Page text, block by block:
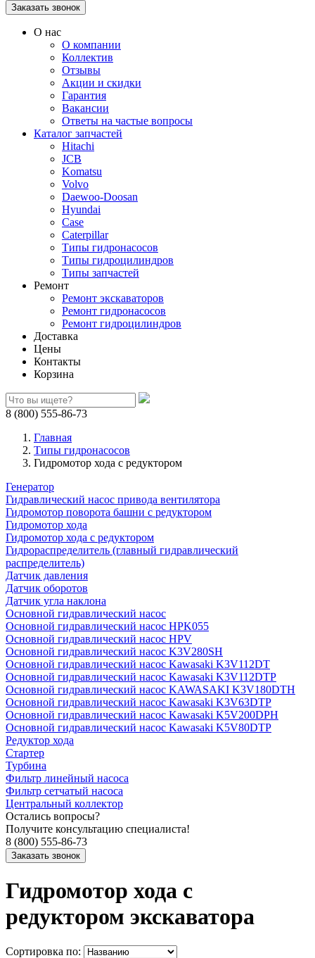
О нас
О компании
Коллектив
Отзывы
Акции и скидки
Гарантия
Вакансии
Ответы на частые вопросы
Каталог запчастей
Hitachi
JCB
Komatsu
Volvo
Daewoo-Doosan
Hyundai
Case
Caterpillar
Типы гидронасосов
Типы гидроцилиндров
Типы запчастей
Ремонт
Ремонт экскаваторов
Ремонт гидронасосов
Ремонт гидроцилиндров
Доставка
Цены
Контакты
Корзина
8 (800) 555-86-73
Главная
Типы гидронасосов
Гидромотор хода с редуктором
Генератор
Гидравлический насос привода вентилятора
Гидромотор поворота башни с редуктором
Гидромотор хода
Гидромотор хода с редуктором
Гидрораспределитель (главный гидравлический
распределитель)
Датчик давления
Датчик оборотов
Датчик угла наклона
Основной гидравлический насос
Основной гидравлический насос HPK055
Основной гидравлический насос HPV
Основной гидравлический насос K3V280SH
Основной гидравлический насос Kawasaki K3V112DT
Основной гидравлический насос Kawasaki K3V112DTP
Основной гидравлический насос KAWASAKI K3V180DTH
Основной гидравлический насос Kawasaki K3V63DTP
Основной гидравлический насос Kawasaki K5V200DPH
Основной гидравлический насос Kawasaki K5V80DTP
Редуктор хода
Стартер
Турбина
Фильтр линейный насоса
Фильтр сетчатый насоса
Центральный коллектор
Остались вопросы?
Получите консультацию специалиста!
8 (800) 555-86-73
Гидромотор хода с
редуктором экскаватора
Сортировка по: